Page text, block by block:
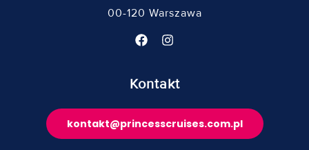
00-120 Warszawa
Kontakt
kontakt@princesscruises.com.pl